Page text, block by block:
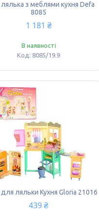
лялька з меблями кухня Defa
8085
1 181 ₴
В наявності
8085/19.9
ляльки Кухня Gloria 21016
439 ₴